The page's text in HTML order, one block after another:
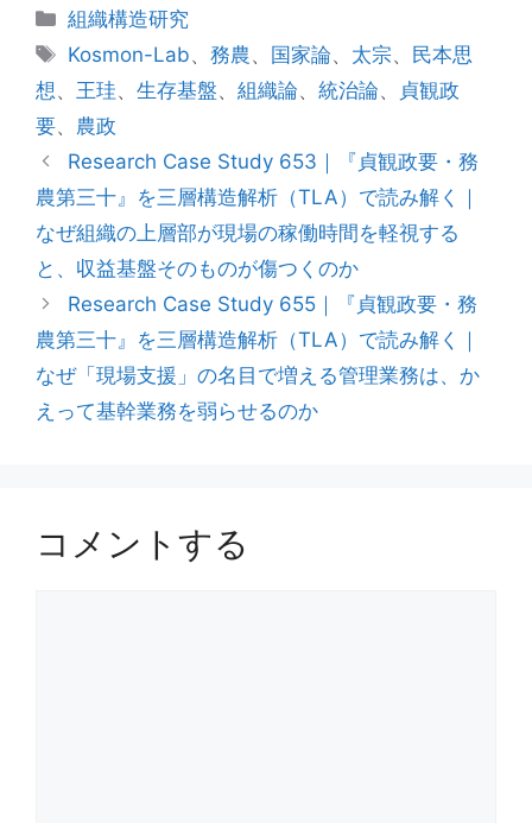
カ
テ
リ
ー
組織構造研究
タ
グ
Kosmon-Lab、務農、 国家論、 太宗、 民本思
想 、 王珪、 生存基盤、 組織論、 統治論、
貞観政
要、 農政
Research Case Study 653｜『貞観政要・務
農第三十』を三層構造解析（TLA）で読み解く｜
なぜ組織の上層部が現場の稼働時間を軽視する
と、収益基盤そのものが傷つくのか
Research Case Study 655｜『貞観政要・務
農第三十』を三層構造解析（TLA）で読み解く｜
なぜ「現場支援」の名目で増える管理業務は、か
えって基幹業務を弱らせるのか
コメントする